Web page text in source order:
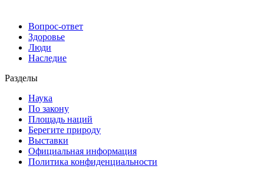
Вопрос-ответ
Здоровье
Люди
Наследие
Разделы
Наука
По закону
Площадь наций
Берегите природу
Выставки
Официальная информация
Политика конфиденциальности